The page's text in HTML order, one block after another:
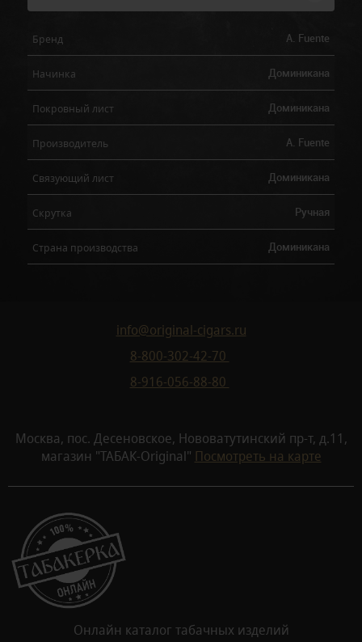
Бренд A. Fuente
Начинка Доминикана
Покровный лист Доминикана
Производитель A. Fuente
Связующий лист Доминикана
Скрутка Ручная
Страна производства Доминикана
info@original-cigars.ru
8-800-302-42-70
8-916-056-88-80
Москва, пос. Десеновское, Нововатутинский пр-т, д.11,
магазин "ТАБАК-Original" Посмотреть на карте
Онлайн каталог табачных изделий